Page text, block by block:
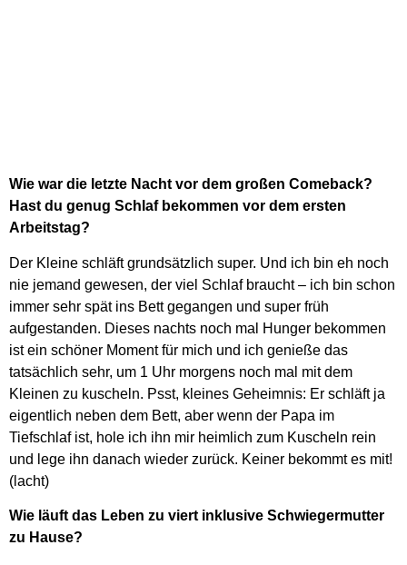
Wie war die letzte Nacht vor dem großen Comeback?
Hast du genug Schlaf bekommen vor dem ersten
Arbeitstag?
Der Kleine schläft grundsätzlich super. Und ich bin eh noch
nie jemand gewesen, der viel Schlaf braucht – ich bin schon
immer sehr spät ins Bett gegangen und super früh
aufgestanden. Dieses nachts noch mal Hunger bekommen
ist ein schöner Moment für mich und ich genieße das
tatsächlich sehr, um 1 Uhr morgens noch mal mit dem
Kleinen zu kuscheln. Psst, kleines Geheimnis: Er schläft ja
eigentlich neben dem Bett, aber wenn der Papa im
Tiefschlaf ist, hole ich ihn mir heimlich zum Kuscheln rein
und lege ihn danach wieder zurück. Keiner bekommt es mit!
(lacht)
Wie läuft das Leben zu viert inklusive Schwiegermutter
zu Hause?